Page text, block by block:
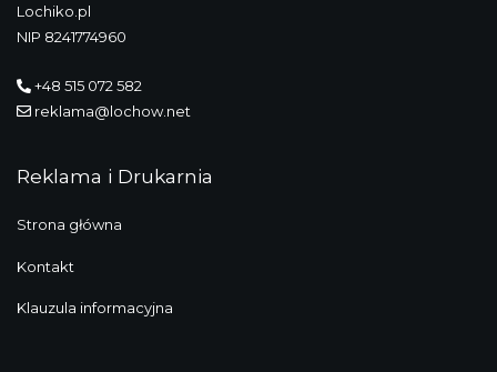
Lochiko.pl
NIP 8241774960
+48 515 072 582
reklama@lochow.net
Reklama i Drukarnia
Strona główna
Kontakt
Klauzula informacyjna